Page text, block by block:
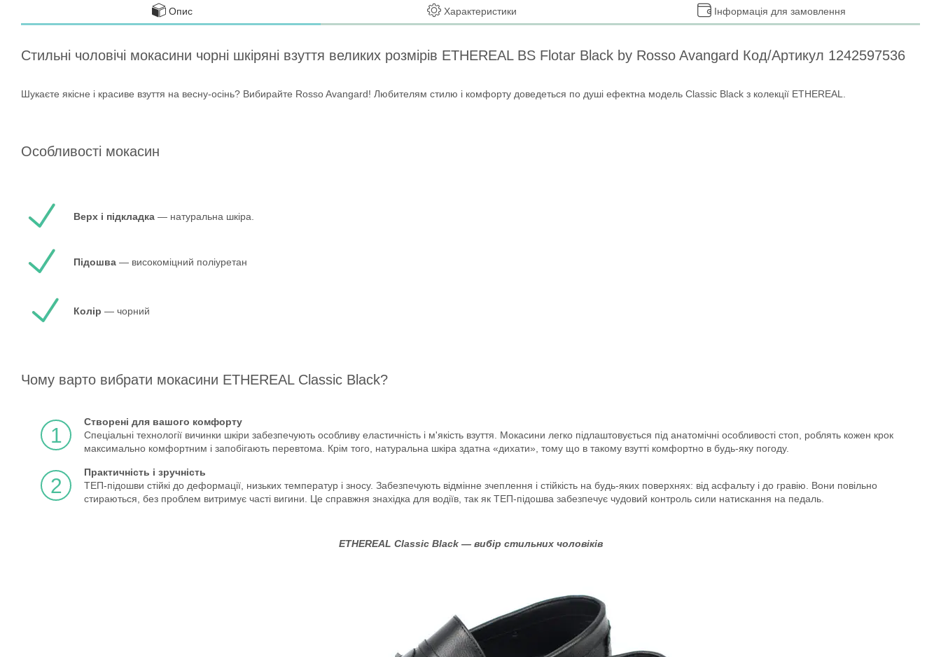
Опис Характеристики Інформація для замовлення
Стильні чоловічі мокасини чорні шкіряні взуття великих розмірів ETHEREAL BS Flotar Black by Rosso Avangard Код/Артикул 1242597536
Шукаєте якісне і красиве взуття на весну-осінь? Вибирайте Rosso Avangard! Любителям стилю і комфорту доведеться по душі ефектна модель Classic Black з колекції ETHEREAL.
Особливості мокасин
Верх і підкладка — натуральна шкіра.
Підошва — високоміцний поліуретан
Колір — чорний
Чому варто вибрати мокасини ETHEREAL Classic Black?
1
Створені для вашого комфорту
Спеціальні технології вичинки шкіри забезпечують особливу еластичність і м'якість взуття. Мокасини легко підлаштовується під анатомічні особливості стоп, роблять кожен крок
максимально комфортним і запобігають перевтома. Крім того, натуральна шкіра здатна «дихати», тому що в такому взутті комфортно в будь-яку погоду.
2
Практичність і зручність
ТЕП-підошви стійкі до деформації, низьких температур і зносу. Забезпечують відмінне зчеплення і стійкість на будь-яких поверхнях: від асфальту і до гравію. Вони повільно
стираються, без проблем витримує часті вигини. Це справжня знахідка для водіїв, так як ТЕП-підошва забезпечує чудовий контроль сили натискання на педаль.
ETHEREAL Classic Black — вибір стильних чоловіків